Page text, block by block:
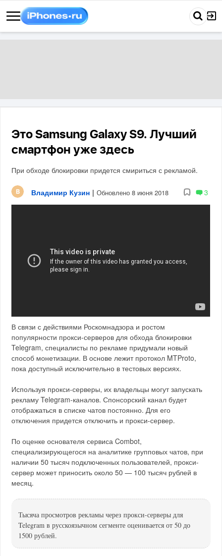
Это Samsung Galaxy S9. Лучший
смартфон уже здесь
При обходе блокировки придется смириться с рекламой.
Владимир Кузин | Обновлено 8 июня 2018 3
В связи с действиями Роскомнадзора и ростом
популярности прокси-серверов для обхода блокировки
Telegram, специалисты по рекламе придумали новый
способ монетизации. В основе лежит протокол MTProto,
пока доступный исключительно в тестовых версиях.
Используя прокси-серверы, их владельцы могут запускать
рекламу Telegram-каналов. Спонсорский канал будет
отображаться в списке чатов постоянно. Для его
отключения придется отключить и прокси-сервер.
По оценке основателя сервиса Combot,
специализирующегося на аналитике групповых чатов, при
наличии 50 тысяч подключенных пользователей, прокси-
сервер может приносить около 50 — 100 тысяч рублей в
месяц.
Тысяча просмотров рекламы через прокси-серверы для
Telegram в русскоязычном сегменте оценивается от 50 до
1500 рублей.